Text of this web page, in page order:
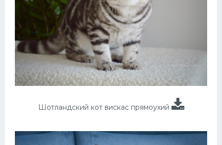
Шотландский кот вискас прямоухий